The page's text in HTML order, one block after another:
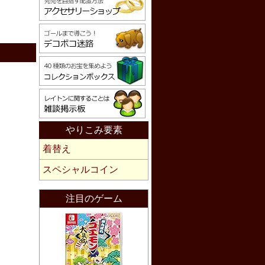
やりこみ要素
着替え
スペシャルコイン
注目のゲーム